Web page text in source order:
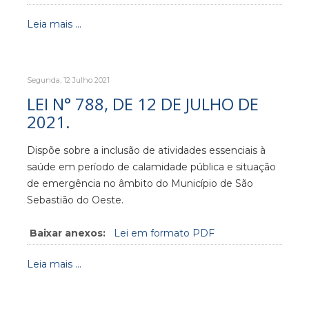
Leia mais ...
Segunda, 12 Julho 2021
LEI N° 788, DE 12 DE JULHO DE
2021.
Dispõe sobre a inclusão de atividades essenciais à
saúde em período de calamidade pública e situação
de emergência no âmbito do Município de São
Sebastião do Oeste.
Baixar anexos: Lei em formato PDF
Leia mais ...